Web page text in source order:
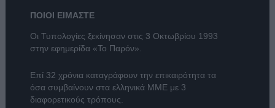
ΠΟΙΟΙ ΕΙΜΑΣΤΕ
Οι Τυπολογίες ξεκίνησαν στις 3 Οκτωβρίου 1993
στην εφημερίδα «Το Παρόν».
Επί 32 χρόνια καταγράφουν την επικαιρότητα τα
όσα συμβαίνουν στα ελληνικά ΜΜΕ με 3
διαφορετικούς τρόπους.